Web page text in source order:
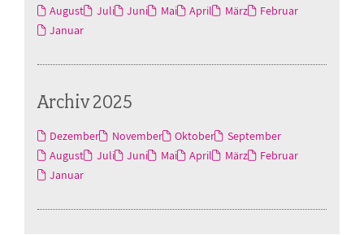
August Juli Juni Mai April März
Februar
Januar
Archiv 2025
Dezember November Oktober
September
August
Juli Juni Mai April März
Februar
Januar